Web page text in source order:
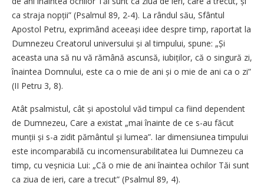
ca straja nopții” (Psalmul 89, 2-4). La rândul său, Sfântul
Apostol Petru, exprimând aceeași idee despre timp, raportat la
Dumnezeu Creatorul universului și al timpului, spune: „Și
aceasta una să nu vă rămână ascunsă, iubiților, că o singură zi,
înaintea Domnului, este ca o mie de ani și o mie de ani ca o zi”
(II Petru 3, 8).
Atât psalmistul, cât și apostolul văd timpul ca fiind dependent
de Dumnezeu, Care a existat „mai înainte de ce s-au făcut
munții și s-a zidit pământul şi lumea”. Iar dimensiunea timpului
este incomparabilă cu incomensurabilitatea lui Dumnezeu ca
timp, cu veșnicia Lui: „Că o mie de ani înaintea ochilor Tăi sunt
ca ziua de ieri, care a trecut” (Psalmul 89, 4).